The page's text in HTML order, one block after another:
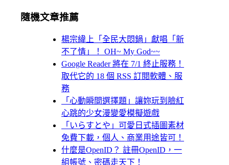
隨機文章推薦
楊宗緯上「全民大悶鍋」獻唱「新
不了情」！ OH~ My God~~
Google Reader 將在 7/1 終止服務！
取代它的 18 個 RSS 訂閱軟體、服
務
「心動瞬間選擇題」讓妳玩到臉紅
心跳的少女漫變愛模擬遊戲
「いらすとや」可愛日式插圖素材
免費下載，個人、商業用途皆可！
什麼是OpenID？ 註冊OpenID，一
組帳號、密碼走天下！